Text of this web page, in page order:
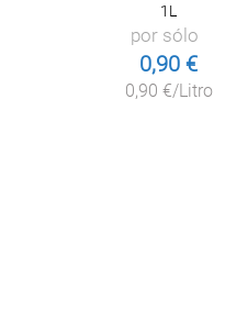
1L
por sólo
0,90 €
0,90 €/Litro